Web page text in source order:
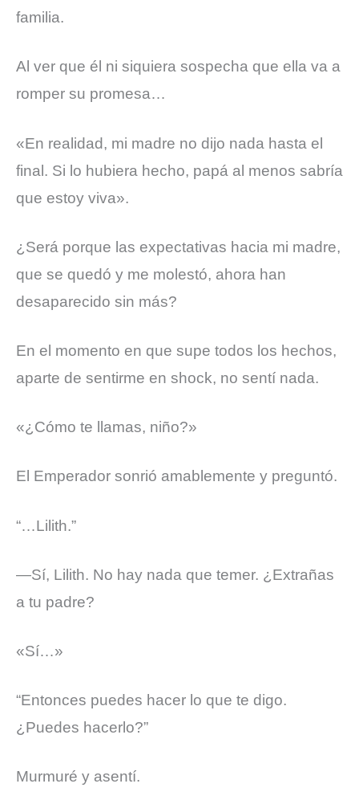
familia.
Al ver que él ni siquiera sospecha que ella va a
romper su promesa…
«En realidad, mi madre no dijo nada hasta el
final. Si lo hubiera hecho, papá al menos sabría
que estoy viva».
¿Será porque las expectativas hacia mi madre,
que se quedó y me molestó, ahora han
desaparecido sin más?
En el momento en que supe todos los hechos,
aparte de sentirme en shock, no sentí nada.
«¿Cómo te llamas, niño?»
El Emperador sonrió amablemente y preguntó.
“…Lilith.”
—Sí, Lilith. No hay nada que temer. ¿Extrañas
a tu padre?
«Sí…»
“Entonces puedes hacer lo que te digo.
¿Puedes hacerlo?”
Murmuré y asentí.